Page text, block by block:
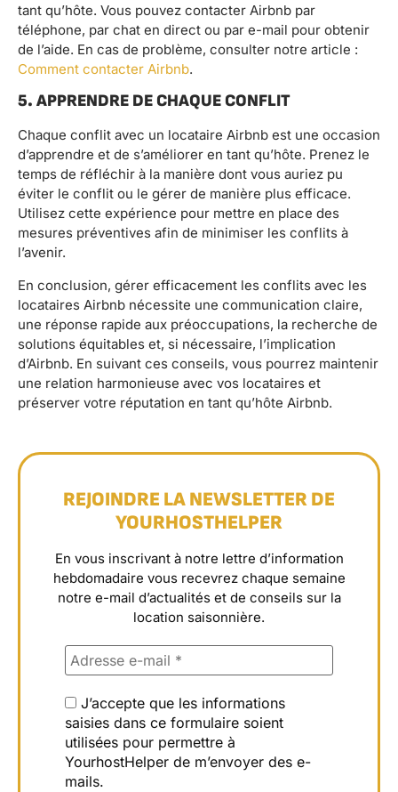
tant qu’hôte. Vous pouvez contacter Airbnb par
téléphone, par chat en direct ou par e-mail pour obtenir
de l’aide. En cas de problème, consulter notre article :
Comment contacter Airbnb.
5. APPRENDRE DE CHAQUE CONFLIT
Chaque conflit avec un locataire Airbnb est une occasion
d’apprendre et de s’améliorer en tant qu’hôte. Prenez le
temps de réfléchir à la manière dont vous auriez pu
éviter le conflit ou le gérer de manière plus efficace.
Utilisez cette expérience pour mettre en place des
mesures préventives afin de minimiser les conflits à
l’avenir.
En conclusion, gérer efficacement les conflits avec les
locataires Airbnb nécessite une communication claire,
une réponse rapide aux préoccupations, la recherche de
solutions équitables et, si nécessaire, l’implication
d’Airbnb. En suivant ces conseils, vous pourrez maintenir
une relation harmonieuse avec vos locataires et
préserver votre réputation en tant qu’hôte Airbnb.
REJOINDRE LA NEWSLETTER DE
YOURHOSTHELPER
En vous inscrivant à notre lettre d’information
hebdomadaire vous recevrez chaque semaine
notre e-mail d’actualités et de conseils sur la
location saisonnière.
J’accepte que les informations
saisies dans ce formulaire soient
utilisées pour permettre à
YourhostHelper de m’envoyer des e-
mails.